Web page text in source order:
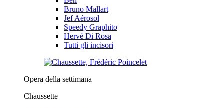
Bruno Mallart
Jef Aérosol
Speedy Graphito
Hervé Di Rosa
Tutti gli incisori
Opera della settimana
Chaussette